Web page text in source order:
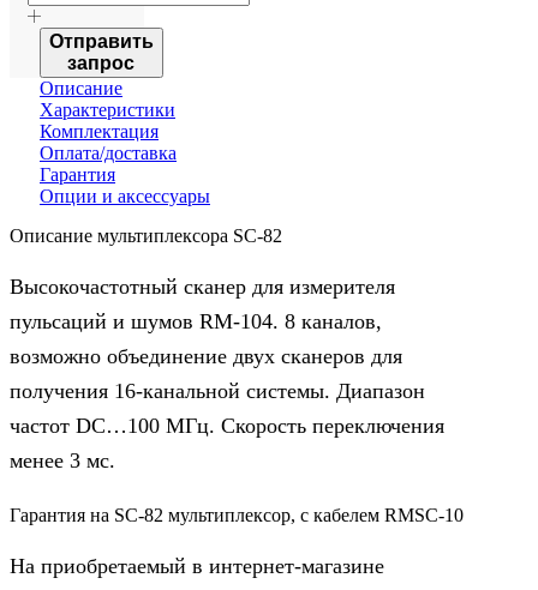
Отправить
запрос
Описание
Характеристики
Комплектация
Оплата/доставка
Гарантия
Опции и аксессуары
Описание мультиплексора SC-82
Высокочастотный сканер для измерителя
пульсаций и шумов RM-104. 8 каналов,
возможно объединение двух сканеров для
получения 16-канальной системы. Диапазон
частот DC…100 МГц. Скорость переключения
менее 3 мс.
Гарантия на SC-82 мультиплексор, c кабелем RMSC-10
На приобретаемый в интернет-магазине